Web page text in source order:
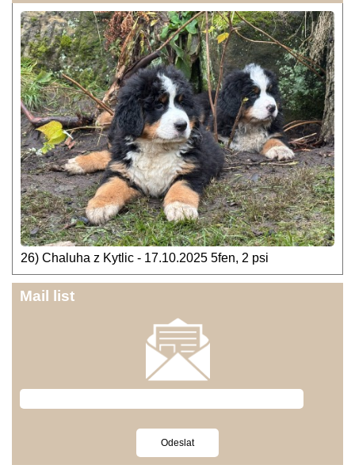
26) Chaluha z Kytlic - 17.10.2025 5fen, 2 psi
Mail list